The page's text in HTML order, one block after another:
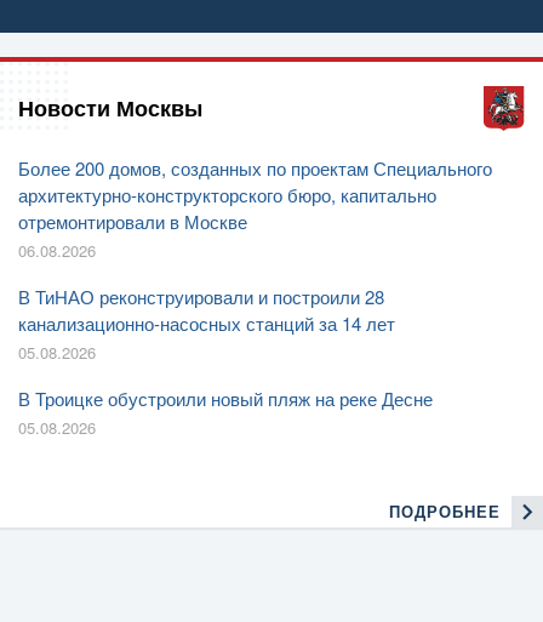
Новости Москвы
Более 200 домов, созданных по проектам Специального
архитектурно-конструкторского бюро, капитально
отремонтировали в Москве
06.08.2026
В ТиНАО реконструировали и построили 28
канализационно-насосных станций за 14 лет
05.08.2026
В Троицке обустроили новый пляж на реке Десне
05.08.2026
ПОДРОБНЕЕ